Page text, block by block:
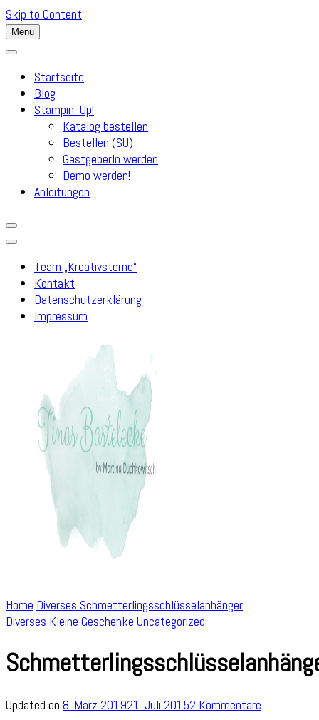
Skip to Content
Menu
Startseite
Blog
Stampin’ Up!
Katalog bestellen
Bestellen (SU)
GastgeberIn werden
Demo werden!
Anleitungen
Team „Kreativsterne“
Kontakt
Datenschutzerklärung
Impressum
Home Diverses Schmetterlingsschlüsselanhänger
Diverses Kleine Geschenke Uncategorized
Updated on 8. März 201921. Juli 20152 Kommentare